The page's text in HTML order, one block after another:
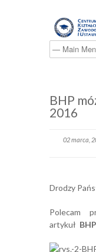
BHP
2016
02 marca,
Drodzy
Polecam
artykuł